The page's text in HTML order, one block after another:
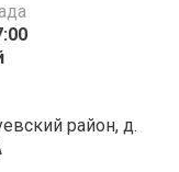
район, д.